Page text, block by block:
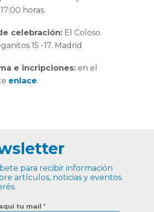
horas.
celebración: El Coloso.
15 -17. Madrid
e incripciones: en el
enlace.
para recibir información
artículos, noticias y eventos
tu mail *